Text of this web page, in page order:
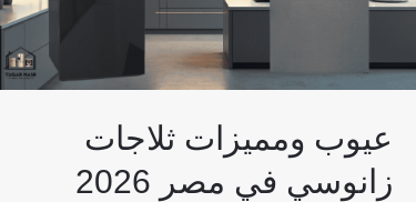
عيوب ومميزات ثلاجات
زانوسي في مصر 2026